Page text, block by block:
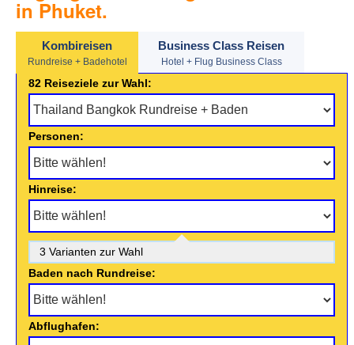
in Phuket.
Kombireisen
Rundreise + Badehotel
Business Class Reisen
Hotel + Flug Business Class
82 Reiseziele zur Wahl:
Personen:
Hinreise:
3 Varianten zur Wahl
Baden nach Rundreise:
Abflughafen: